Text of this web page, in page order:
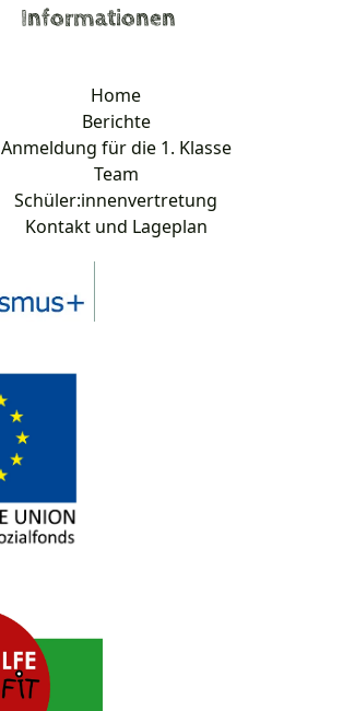
Informationen
Home
Berichte
Anmeldung für die 1. Klasse
Team
Schüler:innenvertretung
Kontakt und Lageplan